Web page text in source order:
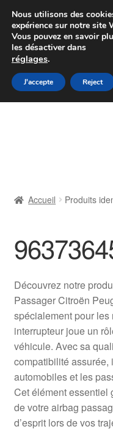
Colissimo
Du lundi au
Aller
à
Aller
au
Livraison
Livraison
Mon compte
Paiements
Panier
Plainte
Accueil Produits
Découvrez notre
Passager Citroën
spécialement pour
interrupteur joue un
véhicule. Avec sa
compatibilité
automobiles et les
Cet élément essentiel
de votre airbag
d’esprit lors de vos
Nous utilisons des
expérience sur notre site
Vous pouvez en savoir
les désactiver dans
réglages.
J'accepte Reject